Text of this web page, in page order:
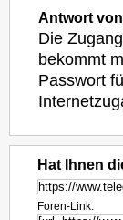
Antwort
Die
bekommt
Passwort
Hat Ihnen
Foren-Link: